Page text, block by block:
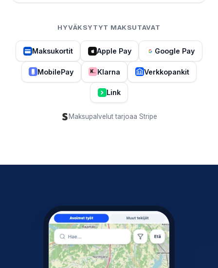
HYVÄKSYTYT MAKSUTAVAT
Maksukortit Apple Pay Google Pay
MobilePay K. Klarna Verkkopankit
Link
Maksupalvelut tarjoaa Stripe